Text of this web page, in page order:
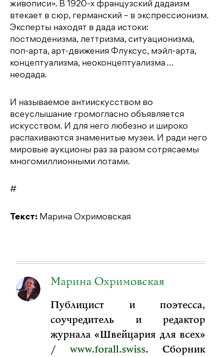
живописи». В 1920-х французский дадаизм
втекает в сюр, германский – в экспрессионизм.
Эксперты находят в дада истоки:
постмоденизма, леттризма, ситуационизма,
поп-арта, арт-движения Флуксус, мэйл-арта,
концептуализма, неоконцептуализма …
неодада.
И называемое антиискусством во
всеуслышание громогласно объявляется
искусством. И для него любезно и широко
распахиваются знаменитые музеи. И ради него
мировые аукционы раз за разом сотрясаемы
многомиллионными лотами.
#
Текст: Марина Охримовская
Марина Охримовская
Публицист и поэтесса,
соучредитель и редактор
журнала «Швейцария для всех»
/ www.forall.swiss. Сборник